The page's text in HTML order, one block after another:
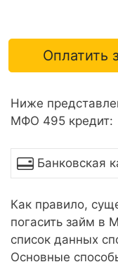
Оплатить
Ниже
МФО 495 кредит:
Банковская
Как правило,
погасить займ в
список данных
Основные